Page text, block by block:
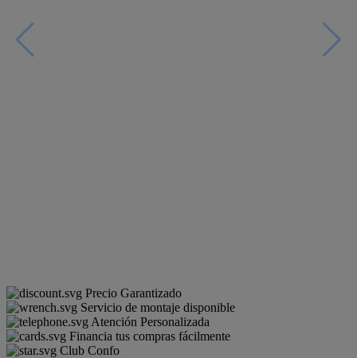
Precio Garantizado
Servicio de montaje disponible
Atención Personalizada
Financia tus compras fácilmente
Club Confo